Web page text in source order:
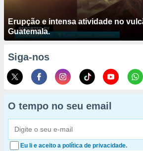
Erupção e intensa atividade no
Guatemala.
Siga-nos
O tempo no seu email
Eu li e aceito a política de privacidade.